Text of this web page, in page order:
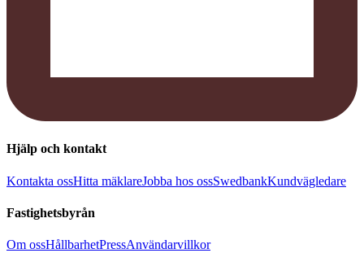
Hjälp och kontakt
Kontakta ossHitta mäklareJobba hos ossSwedbankKundvägledare
Fastighetsbyrån
Om ossHållbarhetPressAnvändarvillkor